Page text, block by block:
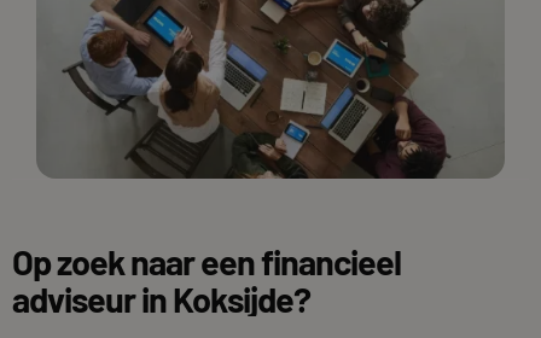
Op zoek naar een financieel
adviseur in Koksijde?